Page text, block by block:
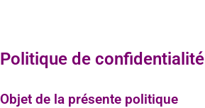
Politique de confidentialité
Objet de la présente politique